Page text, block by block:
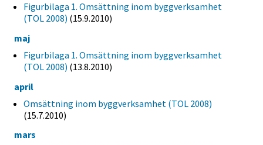
Figurbilaga 1. Omsättning inom byggverksamhet
(TOL 2008) (15.9.2010)
maj
Figurbilaga 1. Omsättning inom byggverksamhet
(TOL 2008) (13.8.2010)
april
Omsättning inom byggverksamhet (TOL 2008)
(15.7.2010)
mars